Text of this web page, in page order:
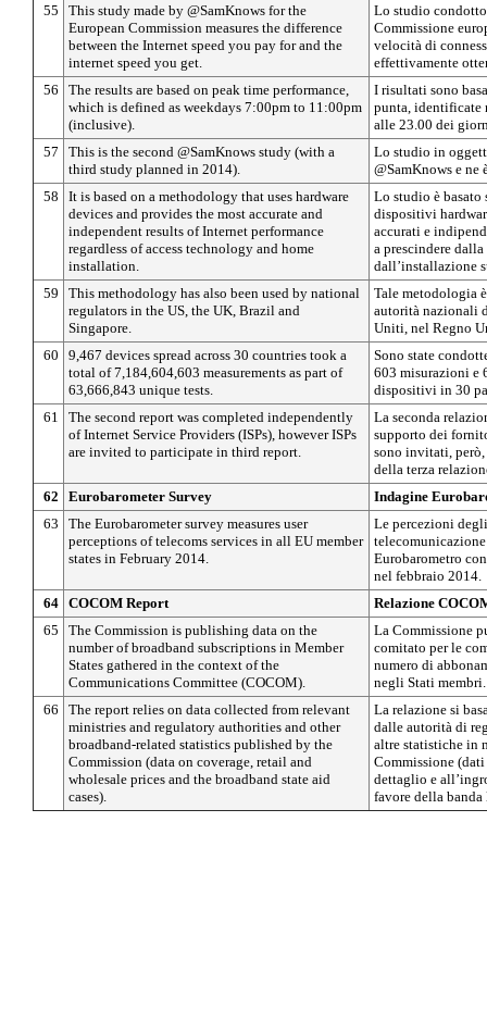
55
This study made by @SamKnows for the
European Commission measures the difference
between the Internet speed you pay for and the
internet speed you get.
Lo studio
Commissione
velocità di
effettivamente
56
The results are based on peak time performance,
which is defined as weekdays 7:00pm to 11:00pm
(inclusive).
I risultati sono
punta, identificate
alle 23.00 dei
57
This is the second @SamKnows study (with a
third study planned in 2014).
Lo studio in
@SamKnows e
58
It is based on a methodology that uses hardware
devices and provides the most accurate and
independent results of Internet performance
regardless of access technology and home
installation.
Lo studio è basato
dispositivi
accurati e
a prescindere
dall’installazione
59
This methodology has also been used by national
regulators in the US, the UK, Brazil and
Singapore.
Tale metodologia
autorità nazionali
Uniti, nel Regno
60
9,467 devices spread across 30 countries took a
total of 7,184,604,603 measurements as part of
63,666,843 unique tests.
Sono state
603 misurazioni e
dispositivi in 30
61
The second report was completed independently
of Internet Service Providers (ISPs), however ISPs
are invited to participate in third report.
La seconda
supporto dei
sono invitati, però,
della terza
62
Eurobarometer Survey
Indagine
63
The Eurobarometer survey measures user
perceptions of telecoms services in all EU member
states in February 2014.
Le percezioni
Eurobarometro
nel febbraio 2014.
64 COCOM Report
Relazione
65
The Commission is publishing data on the
number of broadband subscriptions in Member
States gathered in the context of the
Communications Committee (COCOM).
La Commissione
comitato per le
numero di
negli Stati membri.
66
The report relies on data collected from relevant
ministries and regulatory authorities and other
broadband-related statistics published by the
Commission (data on coverage, retail and
wholesale prices and the broadband state aid
cases).
La relazione si
dalle autorità di
altre statistiche in
Commissione
dettaglio e
favore della banda